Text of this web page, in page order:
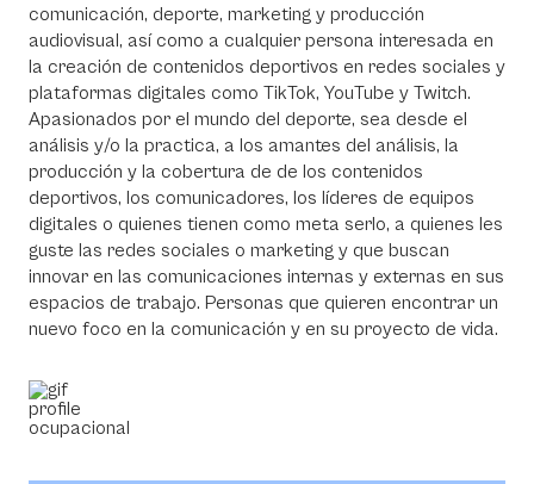
comunicación, deporte, marketing y producción
audiovisual, así como a cualquier persona interesada en
la creación de contenidos deportivos en redes sociales y
plataformas digitales como TikTok, YouTube y Twitch.
Apasionados por el mundo del deporte, sea desde el
análisis y/o la practica, a los amantes del análisis, la
producción y la cobertura de de los contenidos
deportivos, los comunicadores, los líderes de equipos
digitales o quienes tienen como meta serlo, a quienes les
guste las redes sociales o marketing y que buscan
innovar en las comunicaciones internas y externas en sus
espacios de trabajo. Personas que quieren encontrar un
nuevo foco en la comunicación y en su proyecto de vida.